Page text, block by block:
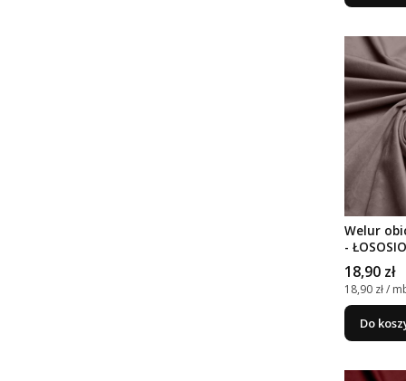
Welur
-
Cena
18,90 zł
Cena
18,90 zł /
Do